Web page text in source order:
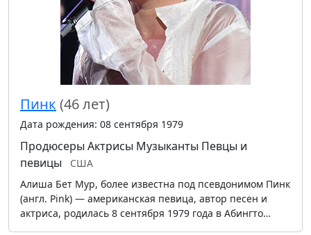
Пинк (46 лет)
Дата рождения: 08 сентября 1979
Продюсеры Актрисы Музыканты Певцы и
певицы
США
Алиша Бет Мур, более известна под псевдонимом Пинк
(англ. Pink) — американская певица, автор песен и
актриса, родилась 8 сентября 1979 года в Абингто…